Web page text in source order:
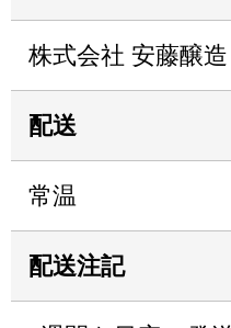
株式会社 安藤醸造
配送
常温
配送注記